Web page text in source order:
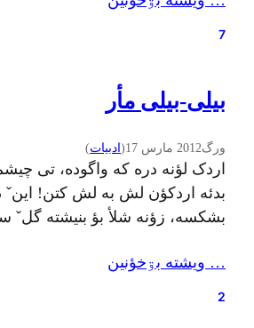
که به تمدن کشف شده در مارلیک-
7
بیلی-بیلی مأر
ورگ2012 مارس 17 ( ادبيات)
اردک لؤنه دره که واگوده، تی
بدئه اردکؤن لش به لش کتن!
بشکسه، زؤنه شلأ بؤ بنیشته گلˇ
ببؤ؟» تا مرتضای رختخؤأ جی در
هوتؤ فیکرأ شؤ! چی ببؤ؟ چی نبؤ؟
… ويشته بۊخؤنين
2